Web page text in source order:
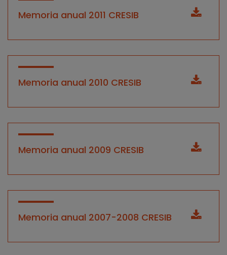
Memoria anual 2011 CRESIB
Memoria anual 2010 CRESIB
Memoria anual 2009 CRESIB
Memoria anual 2007-2008 CRESIB